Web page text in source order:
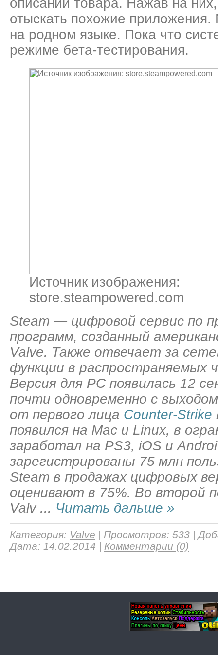
описании товара. Нажав на
отыскать похожие
на родном языке. Пока что
режиме бета-тестирования.
Источник изображения:
store.steampowered.com
Steam — цифровой сервис по
программ, созданный
Valve. Также отвечает за
функции в распространяемых
Версия для PC появилась 12
почти одновременно с
от первого лица Counter-Strike
появился на Mac и Linux, в
заработал на PS3, iOS и
зарегистрированы 75 млн
Steam в продажах цифровых
оценивают в 75%. Во второй
Valv ... Читать дальше »
Категория: Valve | Просмотров: 533 |
Дата: 14.02.2014 | Комментарии (0)